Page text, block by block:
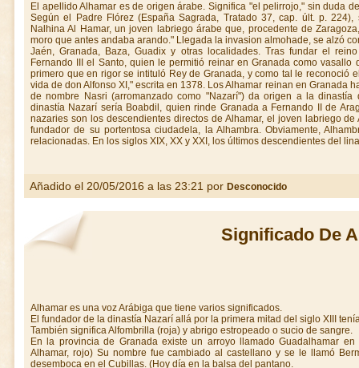
El apellido Alhamar es de origen árabe. Significa "el pelirrojo," sin duda
Según el Padre Flórez (España Sagrada, Tratado 37, cap. últ. p.
Nalhina Al Hamar, un joven labriego árabe que, procedente de
moro que antes andaba arando." Llegada la invasion almohade, se alzó
Jaén, Granada, Baza, Guadix y otras localidades. Tras fundar el
Fernando III el Santo, quien le permitió reinar en Granada como vasallo
primero que en rigor se intituló Rey de Granada, y como tal le reconoció
vida de don Alfonso XI," escrita en 1378. Los Alhamar reinan en Granada
de nombre Nasri (arromanzado como "Nazarí") da origen a la
dinastía Nazarí sería Boabdil, quien rinde Granada a Fernando II de
nazaries son los descendientes directos de Alhamar, el joven labriego
fundador de su portentosa ciudadela, la Alhambra. Obviamente,
relacionadas. En los siglos XIX, XX y XXI, los últimos descendientes del
Añadido el 20/05/2016 a las 23:21 por Desconocido
Significado De
Alhamar es una voz Arábiga que tiene varios significados.
El fundador de la dinastía Nazarí allá por la primera mitad del siglo XIII
También significa Alfombrilla (roja) y abrigo estropeado o sucio de sangre.
En la provincia de Granada existe un arroyo llamado Guadalhamar
Alhamar, rojo) Su nombre fue cambiado al castellano y se le llamó
desemboca en el Cubillas. (Hoy día en la balsa del pantano.